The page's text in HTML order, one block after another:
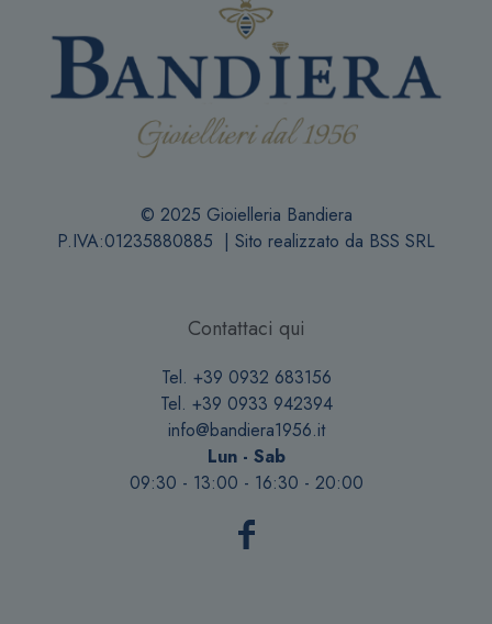
© 2025 Gioielleria Bandiera
P.IVA:01235880885 | Sito realizzato da BSS SRL
Contattaci qui
Tel. +39 0932 683156
Tel. +39 0933 942394
info@bandiera1956.it
Lun - Sab
09:30 - 13:00 - 16:30 - 20:00